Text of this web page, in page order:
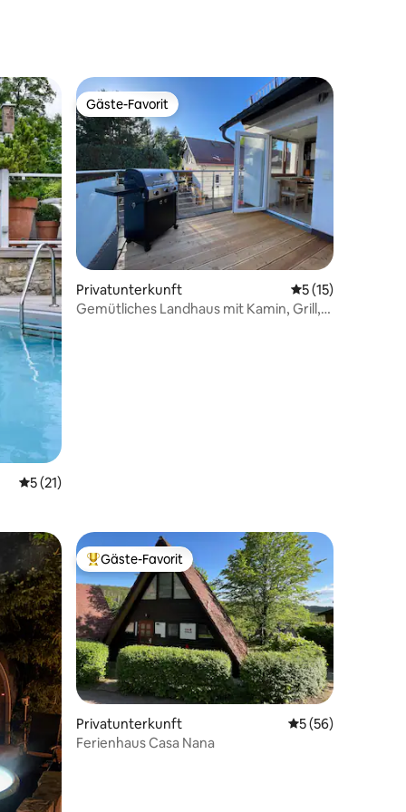
Durchschnittliche Bewertung: 5 von 5, 21 Bewertungen
5 (21)
Gäste-Favorit
Gäste-Favorit
Privatunterkunft Durchschnittliche
5 (15)
Gemütliches Landhaus mit Kamin, Grill,
Bewertungen
Beliebter Gäste-Favorit.
Gäste-Favorit
Privatunterkunft Durchschnittliche
5 (56)
Ferienhaus Casa Nana